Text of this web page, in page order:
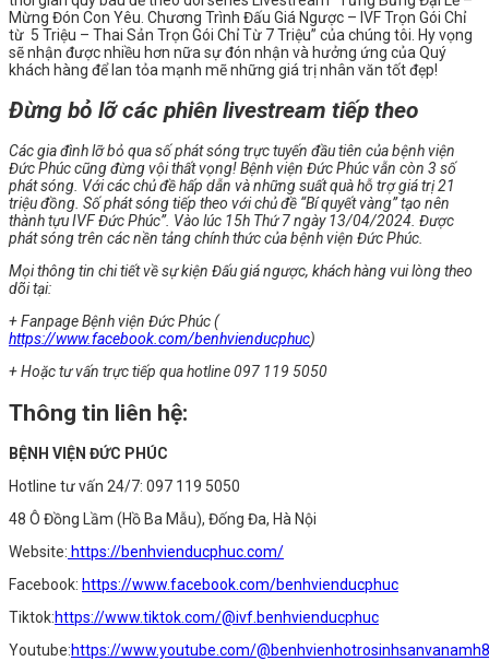
Mừng Đón Con Yêu. Chương Trình Đấu Giá Ngược – IVF Trọn Gói Chỉ
từ 5 Triệu – Thai Sản Trọn Gói Chỉ Từ 7 Triệu” của chúng tôi. Hy vọng
sẽ nhận được nhiều hơn nữa sự đón nhận và hưởng ứng của Quý
khách hàng để lan tỏa mạnh mẽ những giá trị nhân văn tốt đẹp!
Đừng bỏ lỡ các phiên livestream tiếp theo
️Các gia đình lỡ bỏ qua số phát sóng trực tuyến đầu tiên của bệnh viện
Đức Phúc cũng đừng vội thất vọng! Bệnh viện Đức Phúc vẫn còn 3 số
phát sóng. Với các chủ đề hấp dẫn và những suất quà hỗ trợ giá trị 21
triệu đồng. Số phát sóng tiếp theo với chủ đề “Bí quyết vàng” tạo nên
thành tựu IVF Đức Phúc”. Vào lúc 15h Thứ 7 ngày 13/04/2024. Được
phát sóng trên các nền tảng chính thức của bệnh viện Đức Phúc.
Mọi thông tin chi tiết về sự kiện Đấu giá ngược, khách hàng vui lòng theo
dõi tại:
+ Fanpage Bệnh viện Đức Phúc (
https://www.facebook.com/benhvienducphuc)
+ Hoặc tư vấn trực tiếp qua hotline 097 119 5050
Thông tin liên hệ:
BỆNH VIỆN ĐỨC PHÚC
Hotline tư vấn 24/7: 097 119 5050
48 Ô Đồng Lầm (Hồ Ba Mẫu), Đống Đa, Hà Nội
Website: https://benhvienducphuc.com/
Facebook: https://www.facebook.com/benhvienducphuc
Tiktok:https://www.tiktok.com/@ivf.benhvienducphuc
Youtube:https://www.youtube.com/